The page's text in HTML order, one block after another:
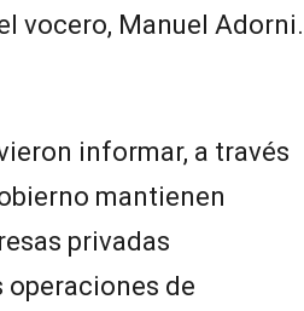
vocero, Manuel Adorni.
informar, a través
mantienen
privadas
operaciones de